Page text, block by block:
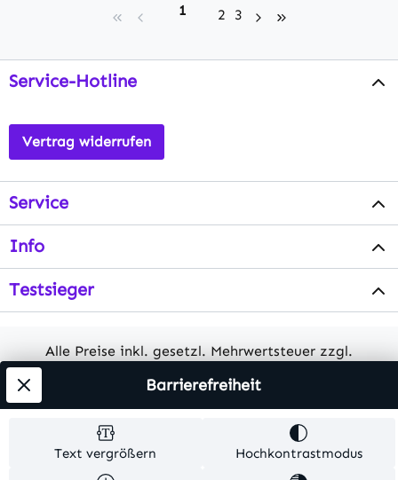
Seite
1 Seite
2 Seite
3
Service-Hotline
Vertrag widerrufen
Service
Info
Testsieger
Alle Preise inkl. gesetzl. Mehrwertsteuer zzgl.
Herstellerangaben und ohne Gewähr.
© 2026 MKV24 – Alle Rechte vorbehalten. Theme by
Text vergrößern Hochkontrastmodus
Barrierefreiheit